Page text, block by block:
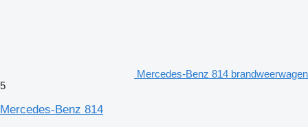
Mercedes-Benz 814 brandweerwagen
5
Mercedes-Benz 814